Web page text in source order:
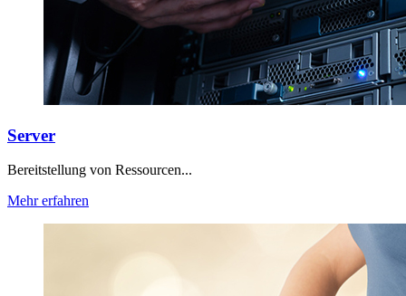
Server
Bereitstellung von Ressourcen...
Mehr erfahren